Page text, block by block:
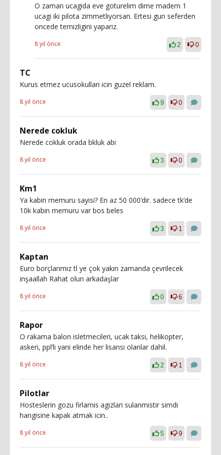
O zaman ucagida eve goturelim dime madem 1
ucagi iki pilota zimmetliyorsan. Ertesi gun seferden
oncede temizligini yapariz.
8 yıl önce 2 0
TC
Kurus etmez ucusokullari icin guzel reklam.
8 yıl önce 9 0
Nerede cokluk
Nerede cokluk orada bkluk abi
8 yıl önce 3 0
Km1
Ya kabin memuru sayisi? En az 50 000’dir. sadece tk’de
10k kabin memuru var bos beles
8 yıl önce 3 1
Kaptan
Euro borçlarımız tl ye çok yakın zamanda çevrilecek
inşaallah Rahat olun arkadaşlar
8 yıl önce 0 6
Rapor
O rakama balon isletmecileri, ucak taksi, helikopter,
askeri, ppl’li yani elinde her lisansi olanlar dahil.
8 yıl önce 2 1
Pilotlar
Hosteslerin gozu firlamis agizlari sulanmistir simdi
hangisine kapak atmak icin..
8 yıl önce 5 9